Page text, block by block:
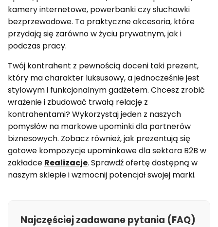
kamery internetowe, powerbanki czy słuchawki
bezprzewodowe. To praktyczne akcesoria, które
przydają się zarówno w życiu prywatnym, jak i
podczas pracy.
Twój kontrahent z pewnością doceni taki prezent,
który ma charakter luksusowy, a jednocześnie jest
stylowym i funkcjonalnym gadżetem. Chcesz zrobić
wrażenie i zbudować trwałą relację z
kontrahentami? Wykorzystaj jeden z naszych
pomysłów na markowe upominki dla partnerów
biznesowych. Zobacz również, jak prezentują się
gotowe kompozycje upominkowe dla sektora B2B w
zakładce Realizacje. Sprawdź ofertę dostępną w
naszym sklepie i wzmocnij potencjał swojej marki.
Najczęściej zadawane pytania (FAQ)